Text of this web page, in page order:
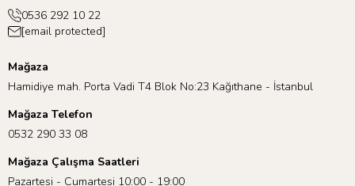
0536 292 10 22
[email protected]
Mağaza
Hamidiye mah. Porta Vadi T4 Blok No:23 Kağıthane - İstanbul
Mağaza Telefon
0532 290 33 08
Mağaza Çalışma Saatleri
Pazartesi - Cumartesi 10:00 - 19:00